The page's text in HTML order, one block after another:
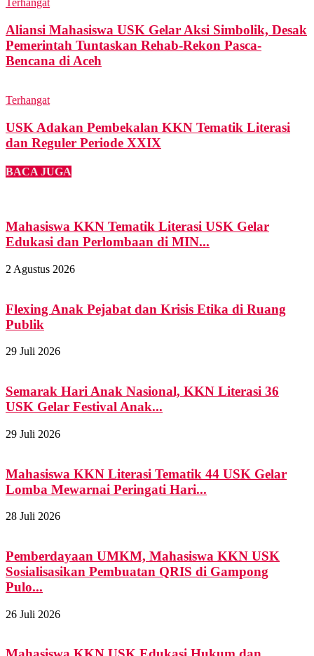
Aliansi Mahasiswa USK Gelar Aksi Simbolik, Desak
Pemerintah Tuntaskan Rehab-Rekon Pasca-
Bencana di Aceh
Terhangat
USK Adakan Pembekalan KKN Tematik Literasi
dan Reguler Periode XXIX
BACA JUGA
Mahasiswa KKN Tematik Literasi USK Gelar
Edukasi dan Perlombaan di MIN...
2 Agustus 2026
Flexing Anak Pejabat dan Krisis Etika di Ruang
Publik
29 Juli 2026
Semarak Hari Anak Nasional, KKN Literasi 36
USK Gelar Festival Anak...
29 Juli 2026
Mahasiswa KKN Literasi Tematik 44 USK Gelar
Lomba Mewarnai Peringati Hari...
28 Juli 2026
Pemberdayaan UMKM, Mahasiswa KKN USK
Sosialisasikan Pembuatan QRIS di Gampong
Pulo...
26 Juli 2026